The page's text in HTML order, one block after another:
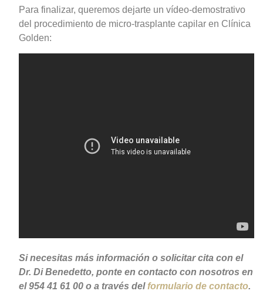
Para finalizar, queremos dejarte un vídeo-demostrativo
del procedimiento de micro-trasplante capilar en Clínica
Golden:
Si necesitas más información o solicitar cita con el
Dr. Di Benedetto, ponte en contacto con nosotros en
el 954 41 61 00 o a través del formulario de contacto.